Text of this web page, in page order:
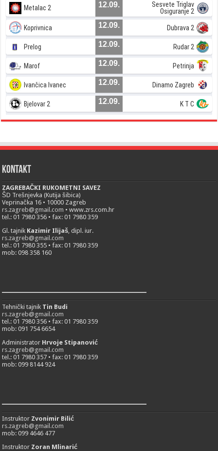
Metalac 2 12.09.
Sesvete Triglav
Osiguranje 2
Koprivnica 12.09. Dubrava 2
Prelog 12.09. Rudar 2
Marof 12.09. Petrinja
Ivančica Ivanec 12.09. Dinamo Zagreb
Bjelovar 2 12.09. K T C
Kontakt
ZAGREBAČKI RUKOMETNI SAVEZ
ŠD Trešnjevka (Kutija šibica)
Veprinačka 16 • 10000 Zagreb
rs.zagreb@gmail.com • www.zrs.com.hr
tel.: 01 7980 356 • fax: 01 7980 359
Gl. tajnik Kazimir Ilijaš, dipl. iur.
rs.zagreb@gmail.com
tel.: 01 7980 355 • fax: 01 7980 359
mob: 098 358 160
___________________________
Tehnički tajnik Tin Budi
rs.zagreb@gmail.com
tel.: 01 7980 356 • fax: 01 7980 359
mob: 091 754 6654
Administrator Hrvoje Stipanović
rs.zagreb@gmail.com
tel.: 01 7980 357 • fax: 01 7980 359
mob: 099 8144 924
___________________________
Instruktor Zvonimir Bilić
rs.zagreb@gmail.com
mob: 099 4646 477
Instruktor Zoran Mlinarić